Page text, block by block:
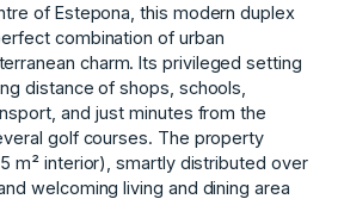
of Estepona, this modern duplex
combination of urban
charm. Its privileged setting
distance of shops, schools,
and just minutes from the
golf courses. The property
m² interior), smartly distributed over
welcoming living and dining area